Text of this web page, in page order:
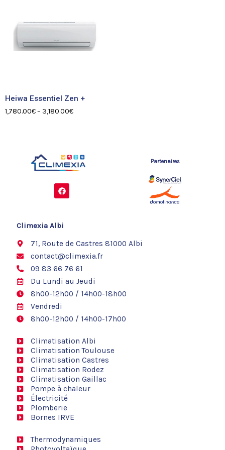
Heiwa Essentiel Zen +
1,780.00€– 3,180.00€
F
a
c
o
Partenaires
Climexia Albi
71, Route de Castres 81000 Albi
contact@climexia.fr
09 83 66 76 61
Du Lundi au Jeudi
8h00-12h00 / 14h00-18h00
Vendredi
8h00-12h00 / 14h00-17h00
Climatisation Albi
Climatisation Toulouse
Climatisation Castres
Climatisation Rodez
Climatisation Gaillac
Pompe à chaleur
Électricité
Plomberie
Bornes IRVE
Thermodynamiques